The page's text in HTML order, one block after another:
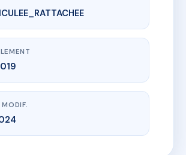
AH4689675
BLEU HORIZON
97200 Fort-de-France
MODIF.